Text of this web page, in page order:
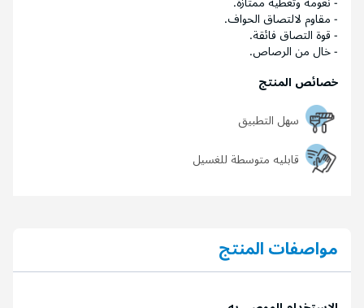
- مقاوم لالتصاق الحواف.
- قوة التصاق فائقة.
- خال من الرصاص.
خصائص المنتج
سهل التطبيق
قابليه متوسطة للغسيل
مواصفات المنتج